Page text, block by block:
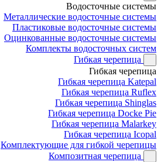
Водосточные системы
Металлические водосточные системы
Пластиковые водосточные системы
Оцинкованные водосточные системы
Комплекты водосточных систем
Гибкая черепица
Гибкая черепица
Гибкая черепица Katepal
Гибкая черепица Ruflex
Гибкая черепица Shinglas
Гибкая черепица Docke Pie
Гибкая черепица Malarkey
Гибкая черепица Icopal
Комплектующие для гибкой черепицы
Композитная черепица